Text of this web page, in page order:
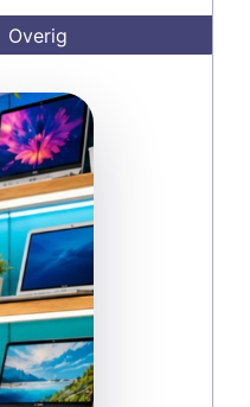
Overig